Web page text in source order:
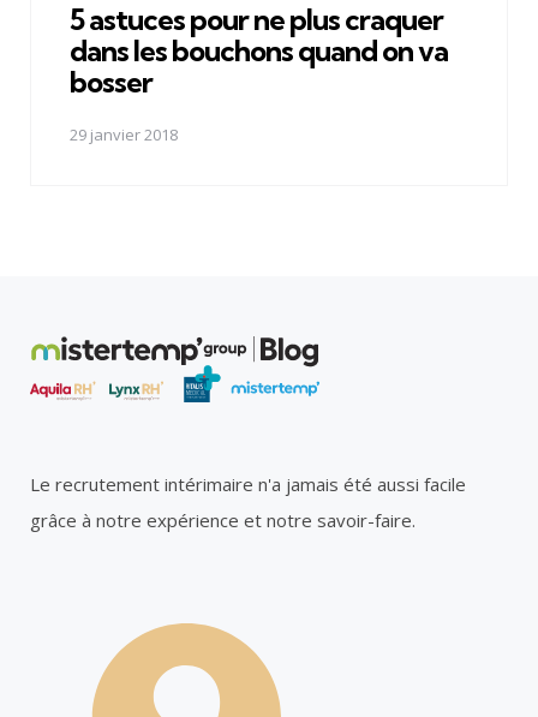
5 astuces pour ne plus craquer
dans les bouchons quand on va
bosser
29 janvier 2018
Le recrutement intérimaire n'a jamais été aussi facile
grâce à notre expérience et notre savoir-faire.